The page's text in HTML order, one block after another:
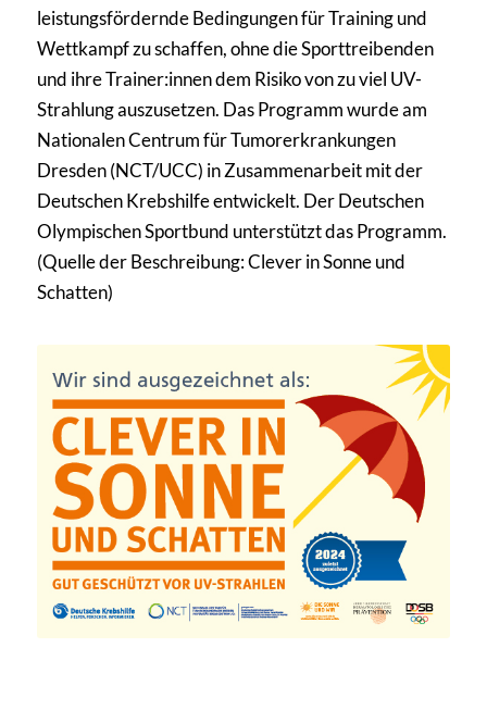
leistungsfördernde Bedingungen für Training und
Wettkampf zu schaffen, ohne die Sporttreibenden
und ihre Trainer:innen dem Risiko von zu viel UV-
Strahlung auszusetzen. Das Programm wurde am
Nationalen Centrum für Tumorerkrankungen
Dresden (NCT/UCC) in Zusammenarbeit mit der
Deutschen Krebshilfe entwickelt. Der Deutschen
Olympischen Sportbund unterstützt das Programm.
(Quelle der Beschreibung: Clever in Sonne und
Schatten)